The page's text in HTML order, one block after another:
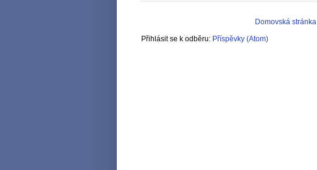
Domovská stránka
Přihlásit se k odběru: Příspěvky (Atom)